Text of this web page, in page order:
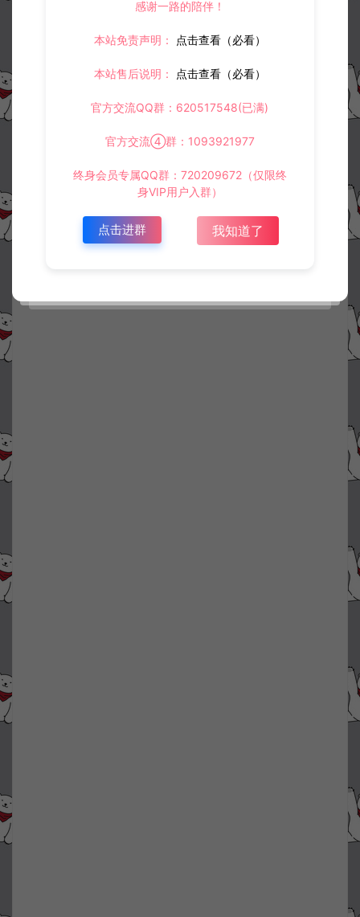
感谢一路的陪伴！
本站免责声明： 点击查看（必看）
本站售后说明： 点击查看（必看）
官方交流QQ群：620517548(已满)
官方交流④群：1093921977
终身会员专属QQ群：720209672（仅限终
身VIP用户入群）
点击进群 我知道了